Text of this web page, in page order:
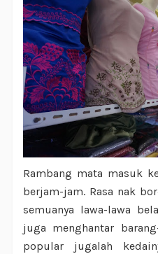
Rambang mata masuk
berjam-jam. Rasa nak
semuanya lawa-lawa
juga menghantar
popular jugalah